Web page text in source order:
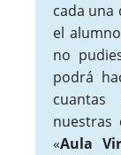
cada una
el
no
podrá
nuestras
«Aula